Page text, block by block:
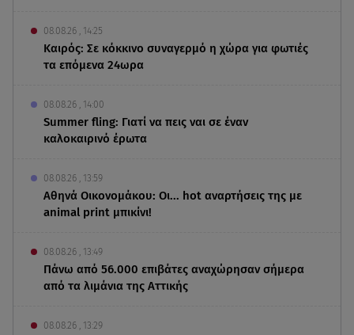
08.08.26 , 14:25
Καιρός: Σε κόκκινο συναγερμό η χώρα για φωτιές
τα επόμενα 24ωρα
08.08.26 , 14:00
Summer fling: Γιατί να πεις ναι σε έναν
καλοκαιρινό έρωτα
08.08.26 , 13:59
Αθηνά Οικονομάκου: Οι... hot αναρτήσεις της με
animal print μπικίνι!
08.08.26 , 13:49
Πάνω από 56.000 επιβάτες αναχώρησαν σήμερα
από τα λιμάνια της Αττικής
08.08.26 , 13:29